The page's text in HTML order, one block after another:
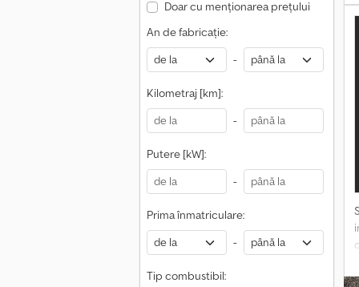
Doar cu menționarea prețului
An de fabricație:
-
Kilometraj [km]:
-
Putere [kW]:
-
Prima înmatriculare:
-
Tip combustibil: